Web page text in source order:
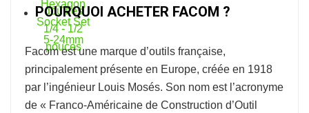
POURQUOI ACHETER FACOM ?
Facomest une marque d’outils française,
principalement présente en Europe, créée en 1918
par l’ingénieur Louis Mosés. Son nom est l’acronyme
de « Franco-Américaine de Construction d’Outil